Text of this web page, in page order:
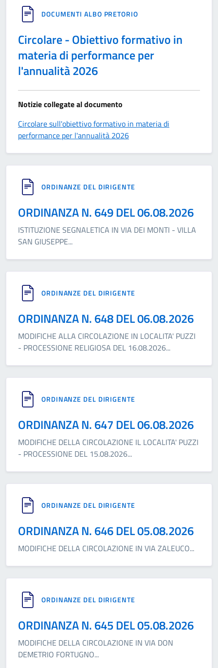
DOCUMENTI ALBO PRETORIO
Circolare - Obiettivo formativo in
materia di performance per
l'annualità 2026
Notizie collegate al documento
Circolare sull'obiettivo formativo in materia di
performance per l'annualità 2026
ORDINANZE DEL DIRIGENTE
ORDINANZA N. 649 DEL 06.08.2026
ISTITUZIONE SEGNALETICA IN VIA DEI MONTI - VILLA
SAN GIUSEPPE...
ORDINANZE DEL DIRIGENTE
ORDINANZA N. 648 DEL 06.08.2026
MODIFICHE ALLA CIRCOLAZIONE IN LOCALITA' PUZZI
- PROCESSIONE RELIGIOSA DEL 16.08.2026...
ORDINANZE DEL DIRIGENTE
ORDINANZA N. 647 DEL 06.08.2026
MODIFICHE DELLA CIRCOLAZIONE IL LOCALITA' PUZZI
- PROCESSIONE DEL 15.08.2026...
ORDINANZE DEL DIRIGENTE
ORDINANZA N. 646 DEL 05.08.2026
MODIFICHE DELLA CIRCOLAZIONE IN VIA ZALEUCO...
ORDINANZE DEL DIRIGENTE
ORDINANZA N. 645 DEL 05.08.2026
MODIFICHE DELLA CIRCOLAZIONE IN VIA DON
DEMETRIO FORTUGNO...